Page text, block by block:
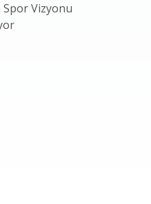
Spor Vizyonu